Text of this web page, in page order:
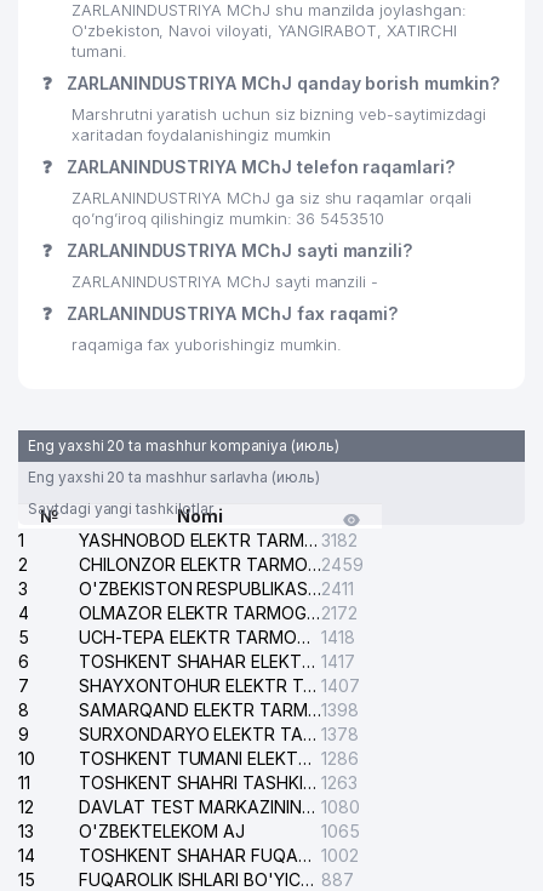
ZARLANINDUSTRIYA MChJ shu manzilda joylashgan:
O'zbekiston, Navoi viloyati, YANGIRABOT, XATIRCHI
tumani.
❓ ZARLANINDUSTRIYA MChJ qanday borish mumkin?
Marshrutni yaratish uchun siz bizning veb-saytimizdagi
xaritadan foydalanishingiz mumkin
❓ ZARLANINDUSTRIYA MChJ telefon raqamlari?
ZARLANINDUSTRIYA MChJ ga siz shu raqamlar orqali
qo’ng’iroq qilishingiz mumkin: 36 5453510
❓ ZARLANINDUSTRIYA MChJ sayti manzili?
ZARLANINDUSTRIYA MChJ sayti manzili -
❓ ZARLANINDUSTRIYA MChJ fax raqami?
raqamiga fax yuborishingiz mumkin.
Eng yaxshi 20 ta mashhur kompaniya (июль)
Eng yaxshi 20 ta mashhur sarlavha (июль)
Saytdagi yangi tashkilotlar
№
Nomi
1
YASHNOBOD ELEKTR TARMOG'I NOSOZLIKLARI XIZMATI 3182
2
CHILONZOR ELEKTR TARMOG'I NOSOZLIK XIZMATI2459
3
O'ZBEKISTON RESPUBLIKASI BOSH PROKURATURASI ISHONCH TELEFONI2411
4
OLMAZOR ELEKTR TARMOG'I NOSOZLIKLARI XIZMATI2172
5
UCH-TEPA ELEKTR TARMOG'I NOSOZLIKLARI XIZMATI 1418
6
TOSHKENT SHAHAR ELEKTR TARMOQLARI KORXONASI AJ 1417
7
SHAYXONTOHUR ELEKTR TARMOG'I NOSOZLIKLARINI TUZATISH XIZMATI 1407
8
SAMARQAND ELEKTR TARMOQLARI AJ1398
9
SURXONDARYO ELEKTR TARMOQLARI AJ 1378
10
TOSHKENT TUMANI ELEKTR TARMOG'I AVARIYA XIZMATI 1286
11
TOSHKENT SHAHRI TASHKILOT TELEFONLARI HAQIDA MA'LUMOT BYUROSI 1263
12
DAVLAT TEST MARKAZINING ISHONCH TELEFONLARI 1080
13
O'ZBEKTELEKOM AJ
1065
14
TOSHKENT SHAHAR FUQAROLIK ISHLARI BO'YICHA SUDI 1002
15
FUQAROLIK ISHLARI BO'YICHA YAKKASAROY TUMANLARARO SUDI 887